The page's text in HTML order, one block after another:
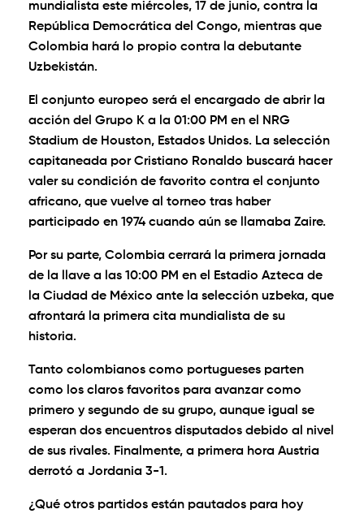
mundialista este miércoles, 17 de junio, contra la
República Democrática del Congo, mientras que
Colombia hará lo propio contra la debutante
Uzbekistán.
El conjunto europeo será el encargado de abrir la
acción del Grupo K a la 01:00 PM en el NRG
Stadium de Houston, Estados Unidos. La selección
capitaneada por Cristiano Ronaldo buscará hacer
valer su condición de favorito contra el conjunto
africano, que vuelve al torneo tras haber
participado en 1974 cuando aún se llamaba Zaire.
Por su parte, Colombia cerrará la primera jornada
de la llave a las 10:00 PM en el Estadio Azteca de
la Ciudad de México ante la selección uzbeka, que
afrontará la primera cita mundialista de su
historia.
Tanto colombianos como portugueses parten
como los claros favoritos para avanzar como
primero y segundo de su grupo, aunque igual se
esperan dos encuentros disputados debido al nivel
de sus rivales. Finalmente, a primera hora Austria
derrotó a Jordania 3-1.
¿Qué otros partidos están pautados para hoy